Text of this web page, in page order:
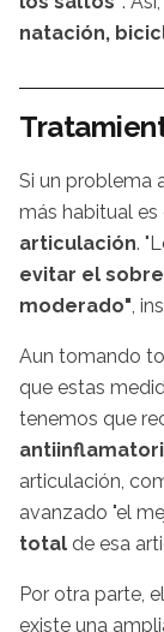
natación,
Si un problema
más habitual es
articulación.
evitar el
moderado" ,
Aun tomando
que estas
tenemos que
articulación,
avanzado "el
total de esa
Por otra parte,
existe una